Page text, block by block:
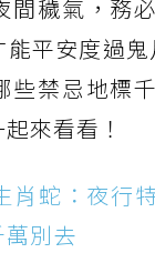
間穢氣，務
平安度過
些禁忌地標
來看看！
肖蛇：夜行
別去